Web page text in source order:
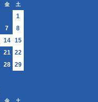
金 土
1
7
8
14 15
21 22
28 29
金 土